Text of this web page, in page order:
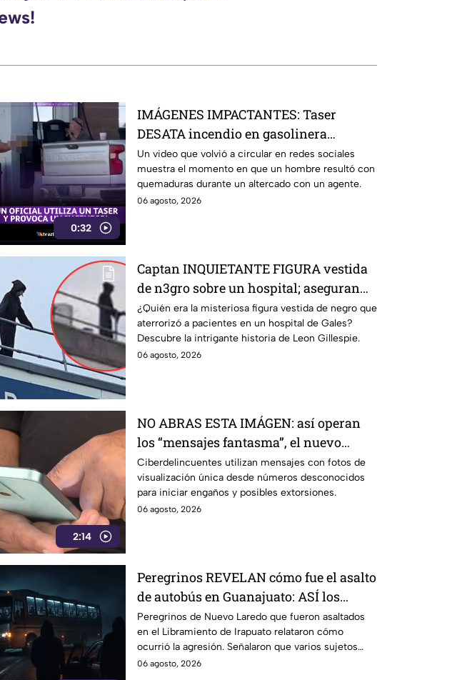
0:32
IMÁGENES IMPACTANTES: Taser
DESATA incendio en gasolinera
durante altercado: Así ocurrió
Un video que volvió a circular en redes sociales
muestra el momento en que un hombre resultó con
quemaduras durante un altercado con un agente.
06 agosto, 2026
Captan INQUIETANTE FIGURA vestida
de n3gro sobre un hospital; aseguran
era ‘LA MU3RTE’ que venía por los
enfermos
¿Quién era la misteriosa figura vestida de negro que
aterrorizó a pacientes en un hospital de Gales?
Descubre la intrigante historia de Leon Gillespie.
06 agosto, 2026
2:14
NO ABRAS ESTA IMÁGEN: así operan
los “mensajes fantasma”, el nuevo
engaño de ciberd3lincuentes
Ciberdelincuentes utilizan mensajes con fotos de
visualización única desde números desconocidos
para iniciar engaños y posibles extorsiones.
06 agosto, 2026
Peregrinos REVELAN cómo fue el asalto
de autobús en Guanajuato: ASÍ los
interceptaron
Peregrinos de Nuevo Laredo que fueron asaltados
en el Libramiento de Irapuato relataron cómo
ocurrió la agresión. Señalaron que varios sujetos
interceptaron el autobús.
06 agosto, 2026